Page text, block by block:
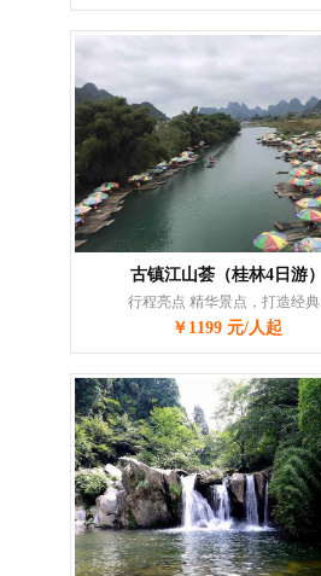
古镇江山荟（桂林4日游）
行程亮点 精华景点，打造经典..
￥1199 元/人起